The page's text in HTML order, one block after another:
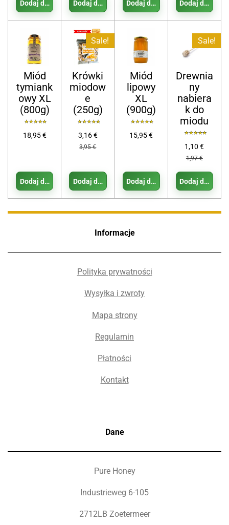
Dodaj do koszykaDodaj do koszykaDodaj do koszykaDodaj do
Miód
tymiank
owy XL
(800g)
18,95 €
Dodaj do koszyka
Sale!
Krówki
miodow
e
(250g)
3,16 €
3,95 €
Dodaj do koszyka
Miód
lipowy
XL
(900g)
15,95 €
Dodaj do koszyka
Sale!
Drewnia
ny
nabiera
k do
miodu
1,10 €
1,97 €
Dodaj do
Informacje
Polityka prywatności
Wysyłka i zwroty
Mapa strony
Regulamin
Płatności
Kontakt
Dane
Pure Honey
Industrieweg 6-105
2712LB Zoetermeer